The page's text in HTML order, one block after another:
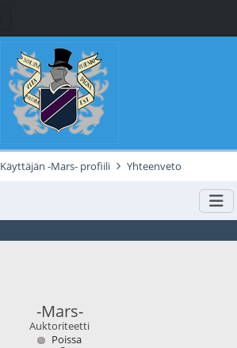
Käyttäjän -Mars- profiili Yhteenveto
-Mars-
Auktoriteetti
Poissa